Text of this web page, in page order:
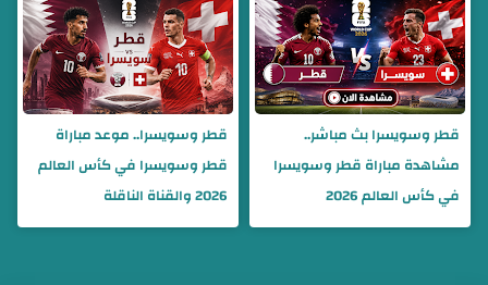
قطر وسويسرا بث مباشر..
مشاهدة مباراة قطر وسويسرا
في كأس العالم 2026
قطر وسويسرا.. موعد مباراة
قطر وسويسرا في كأس العالم
2026 والقناة الناقلة